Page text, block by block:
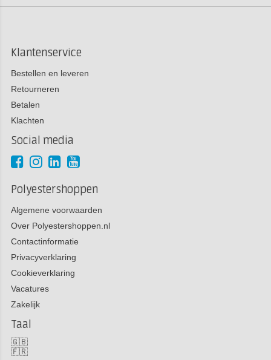
Klantenservice
Bestellen en leveren
Retourneren
Betalen
Klachten
Social media
Polyestershoppen
Algemene voorwaarden
Over Polyestershoppen.nl
Contactinformatie
Privacyverklaring
Cookieverklaring
Vacatures
Zakelijk
Taal
🇬🇧
🇫🇷